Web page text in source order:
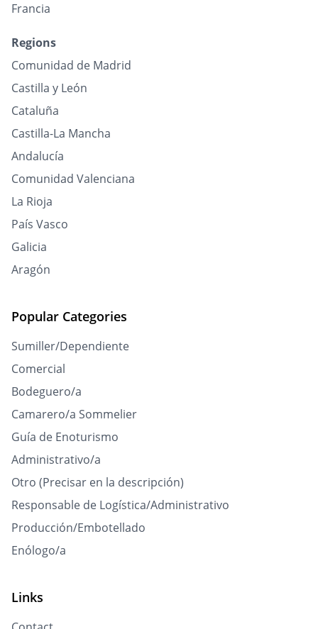
Francia
Regions
Comunidad de Madrid
Castilla y León
Cataluña
Castilla-La Mancha
Andalucía
Comunidad Valenciana
La Rioja
País Vasco
Galicia
Aragón
Popular Categories
Sumiller/Dependiente
Comercial
Bodeguero/a
Camarero/a Sommelier
Guía de Enoturismo
Administrativo/a
Otro (Precisar en la descripción)
Responsable de Logística/Administrativo
Producción/Embotellado
Enólogo/a
Links